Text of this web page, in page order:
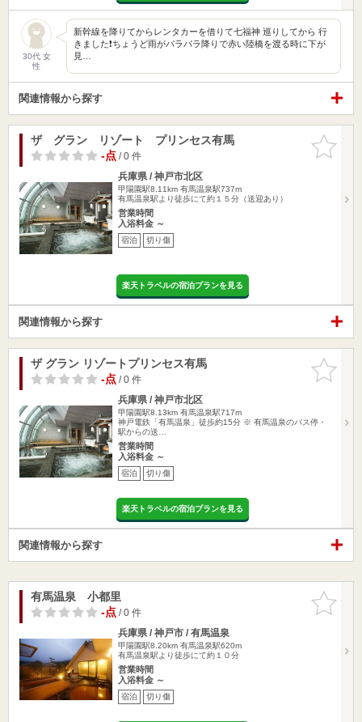
30代 女
性
新幹線を降りてからレンタカーを借りて七福神 巡りしてから 行
きました❗️ちょうど雨がパラパラ降りで赤い陸橋を渡る時に下が
見…
関連情報から探す
お気に入
りに追加
ザ グラン リゾート プリンセス有馬
-点/ 0 件
兵庫県 / 神戸市北区
甲陽園駅8.11km 有馬温泉駅737m
有馬温泉駅より徒歩にて約１５分（送迎あり）
営業時間
入浴料金 ～
宿泊 切り傷
楽天トラベルの宿泊プランを見る
関連情報から探す
お気に入
りに追加
ザ グラン リゾートプリンセス有馬
-点/ 0 件
兵庫県 / 神戸市北区
甲陽園駅8.13km 有馬温泉駅717m
神戸電鉄「有馬温泉」徒歩約15分 ※ 有馬温泉のバス停・
駅からの送…
営業時間
入浴料金 ～
宿泊 切り傷
楽天トラベルの宿泊プランを見る
関連情報から探す
お気に入
りに追加
有馬温泉 小都里
-点/ 0 件
兵庫県 / 神戸市 / 有馬温泉
甲陽園駅8.20km 有馬温泉駅620m
有馬温泉駅より徒歩にて約１０分
営業時間
入浴料金 ～
宿泊 切り傷